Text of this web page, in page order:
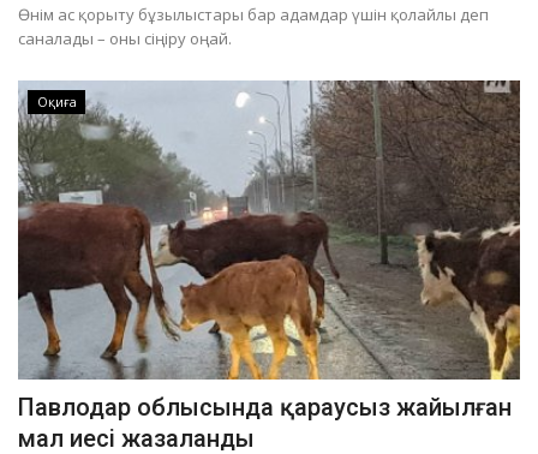
Өнім ас қорыту бұзылыстары бар адамдар үшін қолайлы деп
саналады – оны сіңіру оңай.
Оқиға
Павлодар облысында қараусыз жайылған
мал иесі жазаланды